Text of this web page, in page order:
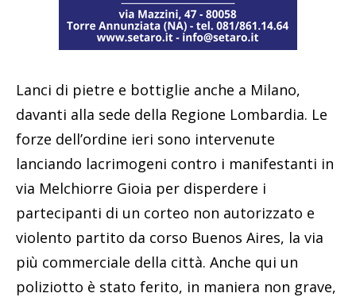
Lanci di pietre e bottiglie anche a Milano,
davanti alla sede della Regione Lombardia. Le
forze dell’ordine ieri sono intervenute
lanciando lacrimogeni contro i manifestanti in
via Melchiorre Gioia per disperdere i
partecipanti di un corteo non autorizzato e
violento partito da corso Buenos Aires, la via
più commerciale della città. Anche qui un
poliziotto è stato ferito, in maniera non grave,